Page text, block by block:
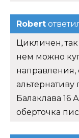
Robert
Цикличен,
нем можно
направления,
Балаклава 16
оберточка